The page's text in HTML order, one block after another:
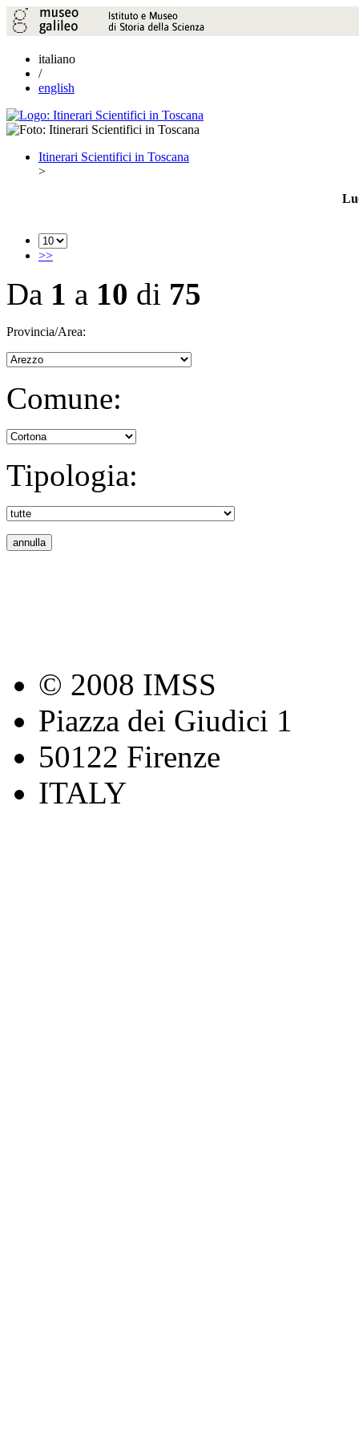
italiano
/
english
Itinerari Scientifici in Toscana
>
>>
Da 1 a 10 di 75
Provincia/Area:
Comune:
Tipologia:
© 2008 IMSS
Piazza dei Giudici 1
50122 Firenze
ITALY